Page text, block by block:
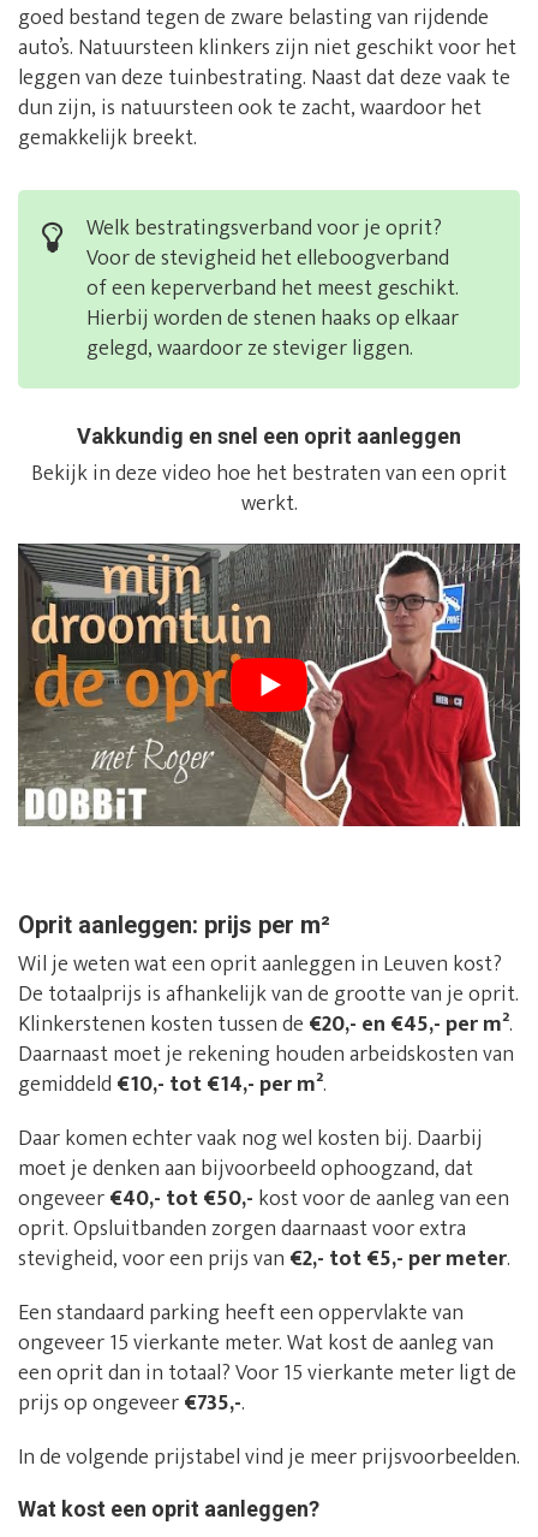
goed bestand tegen de zware belasting van rijdende
auto’s. Natuursteen klinkers zijn niet geschikt voor het
leggen van deze tuinbestrating. Naast dat deze vaak te
dun zijn, is natuursteen ook te zacht, waardoor het
gemakkelijk breekt.
Welk bestratingsverband voor je oprit?
Voor de stevigheid het elleboogverband
of een keperverband het meest geschikt.
Hierbij worden de stenen haaks op elkaar
gelegd, waardoor ze steviger liggen.
Vakkundig en snel een oprit aanleggen
Bekijk in deze video hoe het bestraten van een oprit
werkt.
Oprit aanleggen: prijs per m²
Wil je weten wat een oprit aanleggen in Leuven kost?
De totaalprijs is afhankelijk van de grootte van je oprit.
Klinkerstenen kosten tussen de €20,- en €45,- per m².
Daarnaast moet je rekening houden arbeidskosten van
gemiddeld €10,- tot €14,- per m².
Daar komen echter vaak nog wel kosten bij. Daarbij
moet je denken aan bijvoorbeeld ophoogzand, dat
ongeveer€40,- tot €50,- kost voor de aanleg van een
oprit. Opsluitbanden zorgen daarnaast voor extra
stevigheid, voor een prijs van €2,- tot €5,- per meter.
Een standaard parking heeft een oppervlakte van
ongeveer 15 vierkante meter. Wat kost de aanleg van
een oprit dan in totaal? Voor 15 vierkante meter ligt de
prijs op ongeveer€735,-.
In de volgende prijstabel vind je meer prijsvoorbeelden.
Wat kost een oprit aanleggen?